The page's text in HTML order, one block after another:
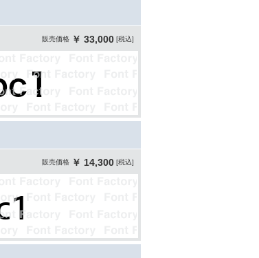
販売価格 ￥ 33,000 [税込]
販売価格 ￥ 14,300 [税込]